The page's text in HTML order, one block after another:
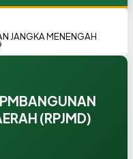
JANGKA MENENGAH
(RPJMD)